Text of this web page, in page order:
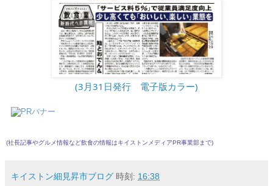
(3月31日発行　電子版カラー)
(社長記事やグルメ情報など飲食の情報はキイストンメディアPR事業部まで)
キイストン細見昇市ブログ 時刻: 16:38